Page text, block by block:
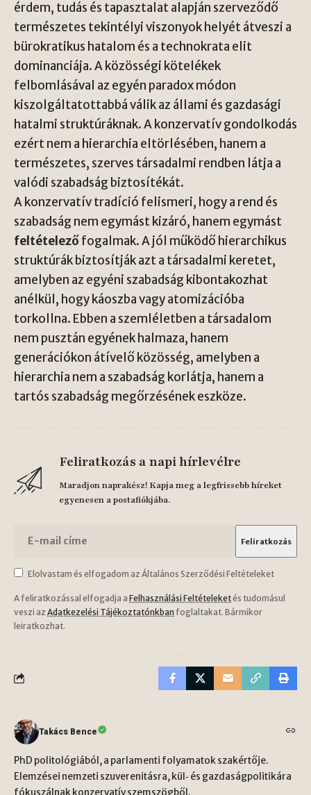
érdem, tudás és tapasztalat alapján szerveződő
természetes tekintélyi viszonyok helyét átveszi a
bürokratikus hatalom és a technokrata elit
dominanciája. A közösségi kötelékek
felbomlásával az egyén paradox módon
kiszolgáltatottabbá válik az állami és gazdasági
hatalmi struktúráknak. A konzervatív gondolkodás
ezért nem a hierarchia eltörlésében, hanem a
természetes, szerves társadalmi rendben látja a
valódi szabadság biztosítékát.
A konzervatív tradíció felismeri, hogy a rend és
szabadság nem egymást kizáró, hanem egymást
feltételező fogalmak. A jól működő hierarchikus
struktúrák biztosítják azt a társadalmi keretet,
amelyben az egyéni szabadság kibontakozhat
anélkül, hogy káoszba vagy atomizációba
torkollna. Ebben a szemléletben a társadalom
nem pusztán egyének halmaza, hanem
generációkon átívelő közösség, amelyben a
hierarchia nem a szabadság korlátja, hanem a
tartós szabadság megőrzésének eszköze.
Feliratkozás a napi hírlevélre
Maradjon naprakész! Kapja meg a legfrissebb híreket
egyenesen a postafiókjába.
Elolvastam és elfogadom az Általános Szerződési Feltételeket
A feliratkozással elfogadja a Felhasználási Feltételeketés tudomásul
veszi az Adatkezelési Tájékoztatónkban foglaltakat. Bármikor
leiratkozhat.
Takács Bence
PhD politológiából, a parlamenti folyamatok szakértője.
Elemzései nemzeti szuverenitásra, kül‑ és gazdaságpolitikára
fókuszálnak konzervatív szemszögből.